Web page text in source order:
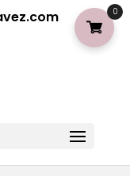
más información
0